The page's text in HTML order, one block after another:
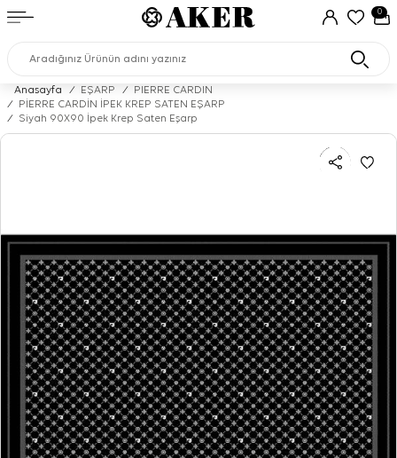
0
Anasayfa / EŞARP /
PIERRE CARDIN
/
PİERRE CARDİN İPEK KREP SATEN EŞARP
/
Siyah 90X90 İpek Krep Saten Eşarp